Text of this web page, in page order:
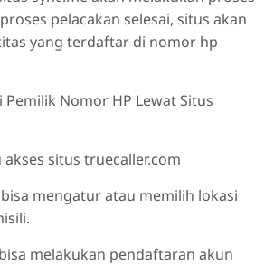
pelacakan selesai, situs akan
yang terdaftar di nomor hp
Nomor HP Lewat Situs
situs truecaller.com
mengatur atau memilih lokasi
melakukan pendaftaran akun